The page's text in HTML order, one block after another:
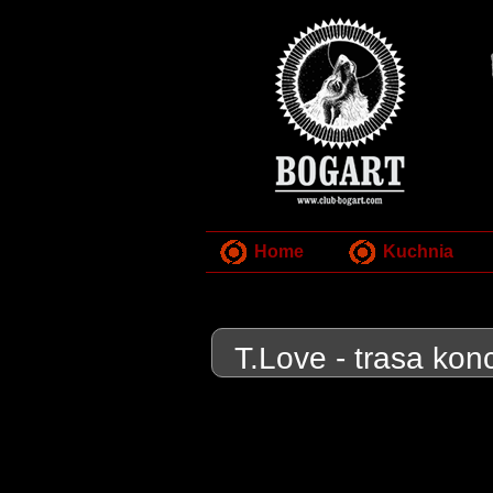
Home Kuchnia
T.Love - trasa